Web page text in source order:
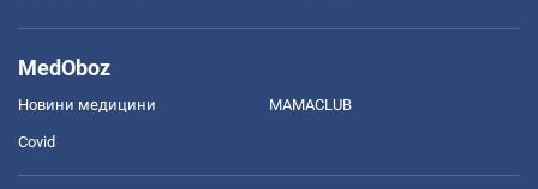
MedOboz
Новини медицини MAMACLUB
Covid